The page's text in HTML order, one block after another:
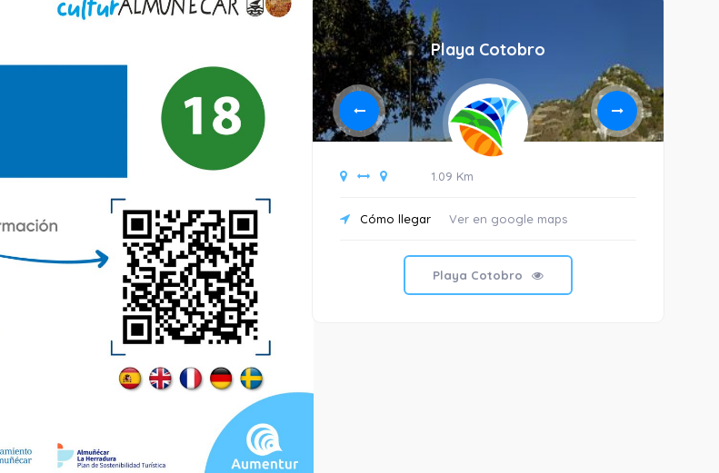
0.95 Km
Cómo llegar Ver en google maps
Playa La Veintiuna
Playa Cotobro
1.09 Km
Cómo llegar Ver en google maps
Playa Cotobro